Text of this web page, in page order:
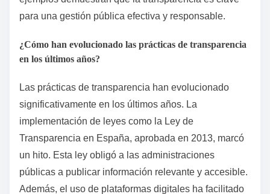
para una gestión pública efectiva y responsable.
¿Cómo han evolucionado las prácticas de transparencia
en los últimos años?
Las prácticas de transparencia han evolucionado
significativamente en los últimos años. La
implementación de leyes como la Ley de
Transparencia en España, aprobada en 2013, marcó
un hito. Esta ley obligó a las administraciones
públicas a publicar información relevante y accesible.
Además, el uso de plataformas digitales ha facilitado